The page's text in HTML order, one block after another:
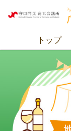
トップ